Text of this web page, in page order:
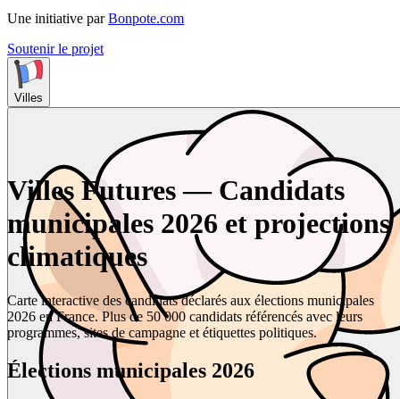
Une initiative par Bonpote.com
Soutenir le projet
Villes
Villes Futures — Candidats
municipales 2026 et projections
climatiques
Carte interactive des candidats déclarés aux élections municipales
2026 en France. Plus de 50 000 candidats référencés avec leurs
programmes, sites de campagne et étiquettes politiques.
Élections municipales 2026